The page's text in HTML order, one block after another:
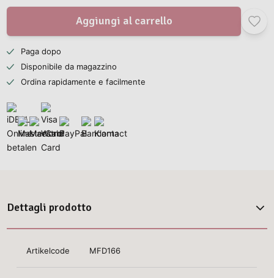
Aggiungi al carrello
Paga dopo
Disponibile da magazzino
Ordina rapidamente e facilmente
Dettagli prodotto
Artikelcode MFD166